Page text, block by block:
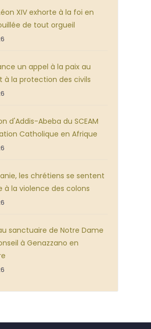
XIV exhorte à la foi en
de tout orgueil
un appel à la paix au
à la protection des civils
d'Addis-Abeba du SCEAM
Catholique en Afrique
les chrétiens se sentent
à la violence des colons
sanctuaire de Notre Dame
à Genazzano en